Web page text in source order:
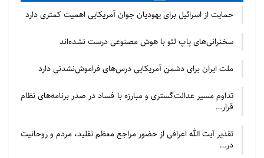
حمایت از اسرائیل برای یهودیان جوان آمریکایی اهمیت کمتری دارد
سخنرانی‌های پاپ لئو با هوش مصنوعی درست نشده‌اند
ملت ایران برای دشمن آمریکایی درس‌های فراموش‌نشدنی دارد
تداوم مسیر عدالت‌گستری و مبارزه با فساد در صدر برنامه‌های نظام
قرار…
تقدیر آیت الله اعرافی از حضور مراجع معظم تقلید، مردم و روحانیت
در…